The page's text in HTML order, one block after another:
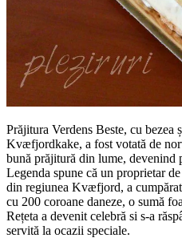
Prăjitura Verdens Beste, cu bezea
Kvæfjordkake, a fost votată de
bună prăjitură din lume, devenind
Legenda spune că un proprietar
din regiunea Kvæfjord, a
cu 200 coroane daneze, o sumă
Rețeta a devenit celebră si s-a
servită la ocazii speciale.